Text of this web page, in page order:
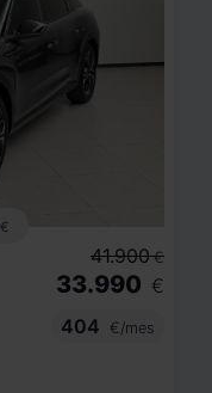
€
41.900 €
33.990 €
404
€/mes